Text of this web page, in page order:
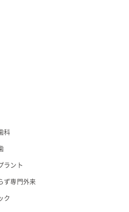
科
ラント
ず専門外来
ク